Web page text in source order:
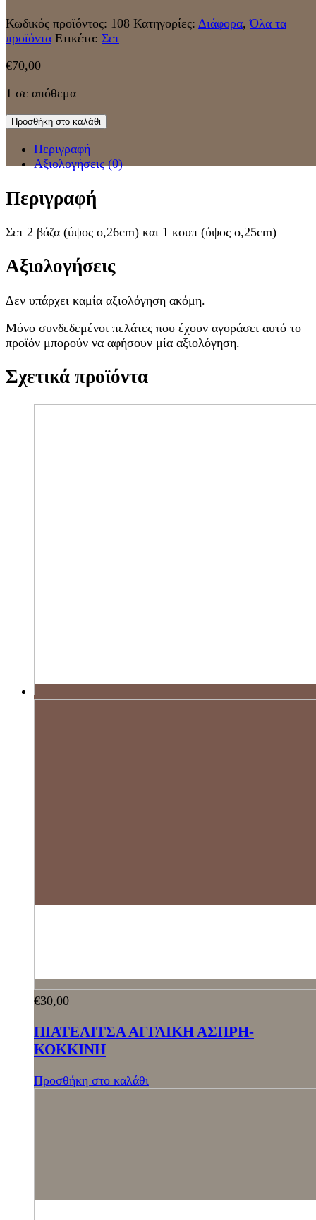
Κωδικός προϊόντος: 108 Κατηγορίες: Διάφορα,Όλα τα
προϊόντα Ετικέτα: Σετ
€70,00
1 σε απόθεμα
Προσθήκη στο καλάθι
Περιγραφή
Αξιολογήσεις (0)
Περιγραφή
Σετ 2 βάζα (ύψος ο,26cm) και 1 κουπ (ύψος ο,25cm)
Αξιολογήσεις
Δεν υπάρχει καμία αξιολόγηση ακόμη.
Μόνο συνδεδεμένοι πελάτες που έχουν αγοράσει αυτό το
προϊόν μπορούν να αφήσουν μία αξιολόγηση.
Σχετικά προϊόντα
€30,00
ΠΙΑΤΕΛΙΤΣΑ ΑΓΓΛΙΚΗ ΑΣΠΡΗ-
ΚΟΚΚΙΝΗ
Προσθήκη στο καλάθι